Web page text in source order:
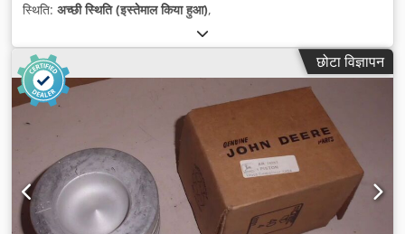
स्थिति: अच्छी स्थिति (इस्तेमाल किया हुआ),
छोटा विज्ञापन